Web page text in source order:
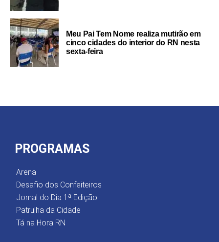
Meu Pai Tem Nome realiza mutirão em
cinco cidades do interior do RN nesta
sexta-feira
PROGRAMAS
Arena
Desafio dos Confeiteiros
Jornal do Dia 1ª Edição
Patrulha da Cidade
Tá na Hora RN